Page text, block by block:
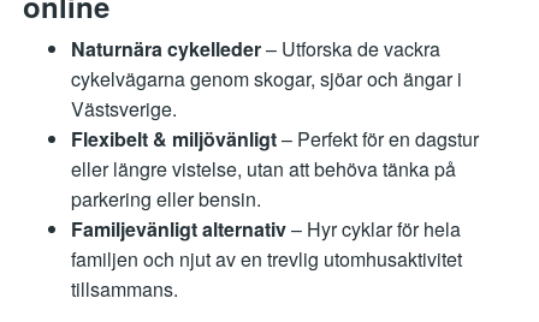
Naturnära cykelleder– Utforska de vackra
cykelvägarna genom skogar, sjöar och ängar i
Västsverige.
Flexibelt & miljövänligt– Perfekt för en dagstur
eller längre vistelse, utan att behöva tänka på
parkering eller bensin.
Familjevänligt alternativ– Hyr cyklar för hela
familjen och njut av en trevlig utomhusaktivitet
tillsammans.